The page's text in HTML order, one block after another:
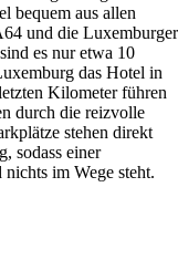
weiß man eine
und einen
entspannte Stimmung
neue Kraft für die
immer wieder
Ausgangspunkt für
bequem aus allen
und die Luxemburger
es nur etwa 10
das Hotel in
Kilometer führen
durch die reizvolle
stehen direkt
sodass einer
im Wege steht.